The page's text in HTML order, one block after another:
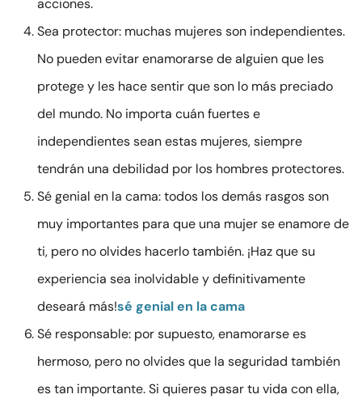
acciones.
Sea protector: muchas mujeres son independientes.
No pueden evitar enamorarse de alguien que les
protege y les hace sentir que son lo más preciado
del mundo. No importa cuán fuertes e
independientes sean estas mujeres, siempre
tendrán una debilidad por los hombres protectores.
Sé genial en la cama: todos los demás rasgos son
muy importantes para que una mujer se enamore de
ti, pero no olvides hacerlo también. ¡Haz que su
experiencia sea inolvidable y definitivamente
deseará más!sé genial en la cama
Sé responsable: por supuesto, enamorarse es
hermoso, pero no olvides que la seguridad también
es tan importante. Si quieres pasar tu vida con ella,